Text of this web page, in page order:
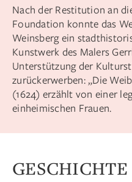
Nach der Restitution an
Foundation konnte das
Weinsberg ein
Kunstwerk des Malers
Unterstützung der
zurückerwerben: „Die
(1624) erzählt von einer
einheimischen Frauen.